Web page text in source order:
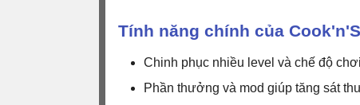
Tính năng chính của
Chinh phục nhiều level và chế độ
Phần thưởng và mod giúp tăng sát